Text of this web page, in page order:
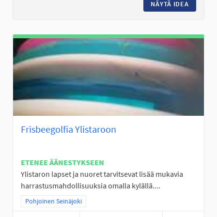
NÄYTÄ IDEA
Frisbeegolfia Ylistaroon
ETENEE ÄÄNESTYKSEEN
Ylistaron lapset ja nuoret tarvitsevat lisää mukavia
harrastusmahdollisuuksia omalla kylällä....
Rajaa tulokset teeman mukaan: Pohjoinen Seinäjoki
Pohjoinen Seinäjoki